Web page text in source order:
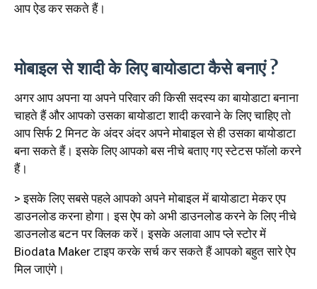
आप ऐड कर सकते हैं।
मोबाइल से शादी के लिए बायोडाटा कैसे बनाएं ?
अगर आप अपना या अपने परिवार की किसी सदस्य का बायोडाटा बनाना
चाहते हैं और आपको उसका बायोडाटा शादी करवाने के लिए चाहिए तो
आप सिर्फ 2 मिनट के अंदर अंदर अपने मोबाइल से ही उसका बायोडाटा
बना सकते हैं। इसके लिए आपको बस नीचे बताए गए स्टेटस फॉलो करने
हैं।
> इसके लिए सबसे पहले आपको अपने मोबाइल में बायोडाटा मेकर एप
डाउनलोड करना होगा। इस ऐप को अभी डाउनलोड करने के लिए नीचे
डाउनलोड बटन पर क्लिक करें। इसके अलावा आप प्ले स्टोर में
Biodata Maker टाइप करके सर्च कर सकते हैं आपको बहुत सारे ऐप
मिल जाएंगे।